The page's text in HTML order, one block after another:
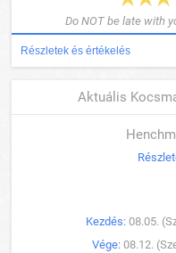
Do NOT be late with
Részletek és értékelés
Aktuális
Kezdés: 08.05.
Vége: 08.12.